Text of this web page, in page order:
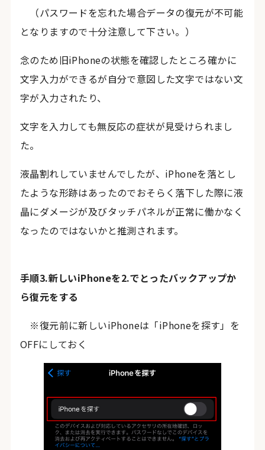
（パスワードを忘れた場合データの復元が不可能
となりますので十分注意して下さい。）
念のため旧iPhoneの状態を確認したところ確かに
文字入力ができるが自分で意図した文字ではない文
字が入力されたり、
文字を入力しても無反応の症状が見受けられまし
た。
液晶割れしていませんでしたが、iPhoneを落とし
たような形跡はあったのでおそらく落下した際に液
晶にダメージが及びタッチパネルが正常に働かなく
なったのではないかと推測されます。
手順3.新しいiPhoneを2.でとったバックアップか
ら復元をする
※復元前に新しいiPhoneは「iPhoneを探す」を
OFFにしておく